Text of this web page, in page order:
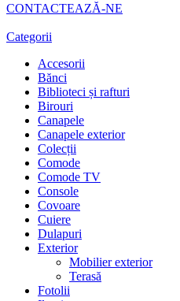
CONTACTEAZĂ-NE
Categorii
Accesorii
Bănci
Biblioteci și rafturi
Birouri
Canapele
Canapele exterior
Colecții
Comode
Comode TV
Console
Covoare
Cuiere
Dulapuri
Exterior
Mobilier exterior
Terasă
Fotolii